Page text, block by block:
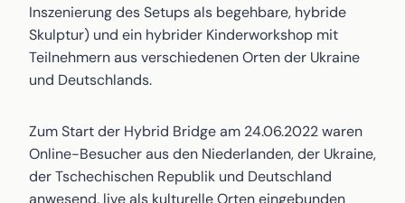
Inszenierung des Setups als begehbare, hybride
Skulptur) und ein hybrider Kinderworkshop mit
Teilnehmern aus verschiedenen Orten der Ukraine
und Deutschlands.
Zum Start der Hybrid Bridge am 24.06.2022 waren
Online-Besucher aus den Niederlanden, der Ukraine,
der Tschechischen Republik und Deutschland
anwesend, live als kulturelle Orten eingebunden